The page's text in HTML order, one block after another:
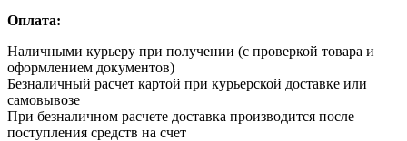
Оплата:
Наличными курьеру при получении (с проверкой товара и
оформлением документов)
Безналичный расчет картой при курьерской доставке или
самовывозе
При безналичном расчете доставка производится после
поступления средств на счет